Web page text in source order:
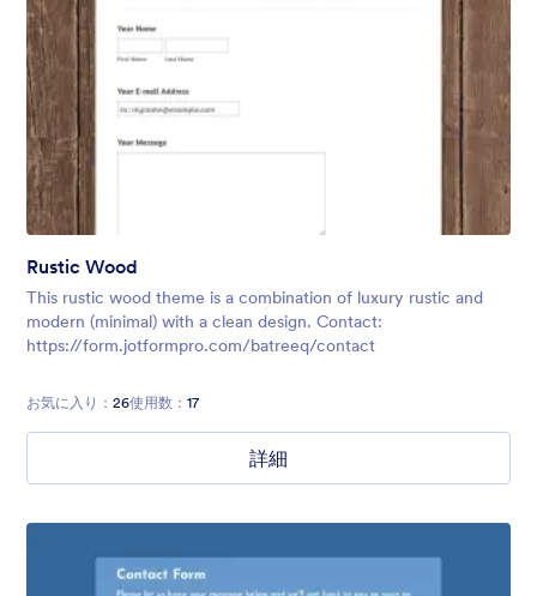
Rustic Wood
This rustic wood theme is a combination of luxury rustic and
modern (minimal) with a clean design. Contact:
https://form.jotformpro.com/batreeq/contact
お気に入り： 26使用数： 17
詳細